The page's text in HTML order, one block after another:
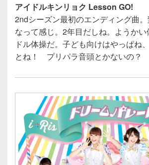
アイドルキンリョク Lesson GO!
2ndシーズン最初のエンディング曲
なって感じ。2年目だしね。ようかい
ドル体操だ。子ども向けはやっぱね
とね！ プリパラ音頭とかないの？